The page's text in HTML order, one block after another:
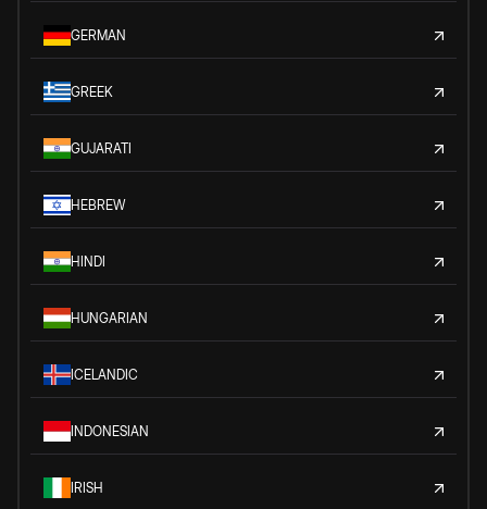
GERMAN
GREEK
GUJARATI
HEBREW
HINDI
HUNGARIAN
ICELANDIC
INDONESIAN
IRISH